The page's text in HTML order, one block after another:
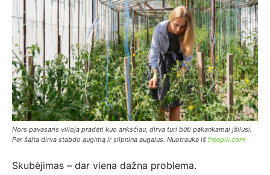
Nors pavasaris vilioja pradėti kuo anksčiau, dirva turi būti pakankamai įšilusi.
Per šalta dirva stabdo augimą ir silpnina augalus. Nuotrauka iš freepik.com
Skubėjimas – dar viena dažna problema.